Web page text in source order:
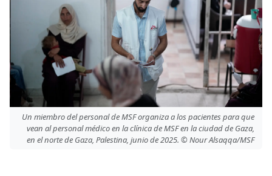
Un miembro del personal de MSF organiza a los pacientes para que
vean al personal médico en la clínica de MSF en la ciudad de Gaza,
en el norte de Gaza, Palestina, junio de 2025. © Nour Alsaqqa/MSF